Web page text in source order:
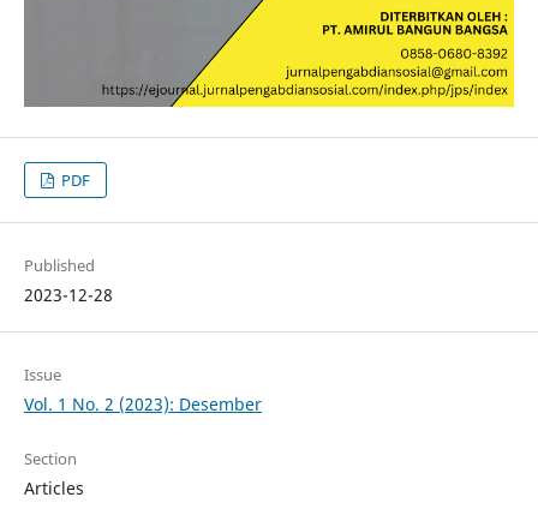
PDF
Published
2023-12-28
Issue
Vol. 1 No. 2 (2023): Desember
Section
Articles